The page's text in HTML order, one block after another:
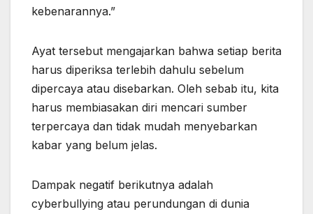
kebenarannya.”
Ayat tersebut mengajarkan bahwa setiap berita
harus diperiksa terlebih dahulu sebelum
dipercaya atau disebarkan. Oleh sebab itu, kita
harus membiasakan diri mencari sumber
terpercaya dan tidak mudah menyebarkan
kabar yang belum jelas.
Dampak negatif berikutnya adalah
cyberbullying atau perundungan di dunia